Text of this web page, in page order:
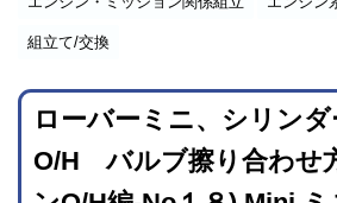
組立て/交換
ローバーミニ、シリン
O/H バルブ擦り合わせ